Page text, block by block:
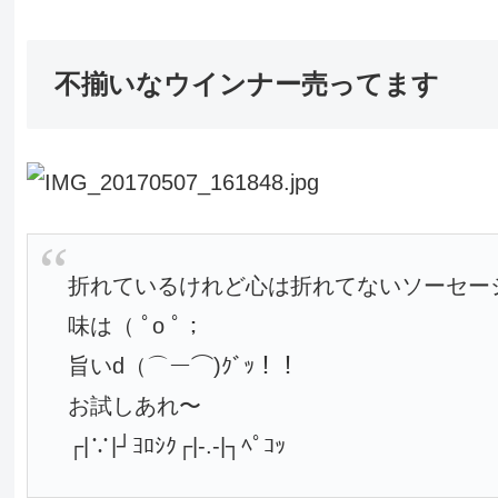
不揃いなウインナー売ってます
折れているけれど心は折れてないソーセー
味は（ ﾟo ﾟ；
旨いd（⌒ー⌒)ｸﾞｯ！！
お試しあれ〜
┌|∵|┘ﾖﾛｼｸ┌|-.-|┐ﾍﾟｺｯ